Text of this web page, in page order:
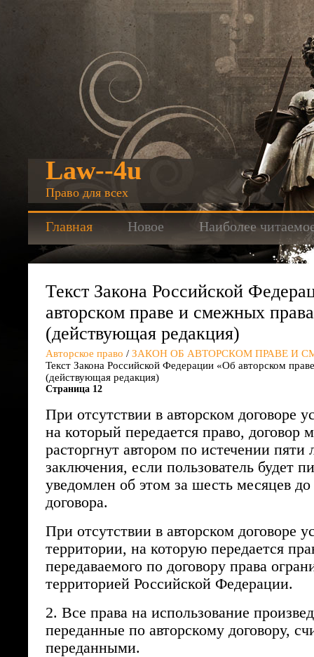
Law--4u
Право для всех
Главная Новое Наиболее
Текст Закона Российской
авторском праве и смежных
(действующая редакция)
Авторское право / ЗАКОН ОБ АВТОРСКОМ ПРАВЕ И
Текст Закона Российской Федерации «Об авторском
(действующая редакция)
Страница 12
При отсутствии в авторском договоре
на который передается право, договор
расторгнут автором по истечении пяти
заключения, если пользователь будет
уведомлен об этом за шесть месяцев
договора.
При отсутствии в авторском договоре
территории, на которую передается
передаваемого по договору права
территорией Российской Федерации.
2. Все права на использование
переданные по авторскому договору,
переданными.